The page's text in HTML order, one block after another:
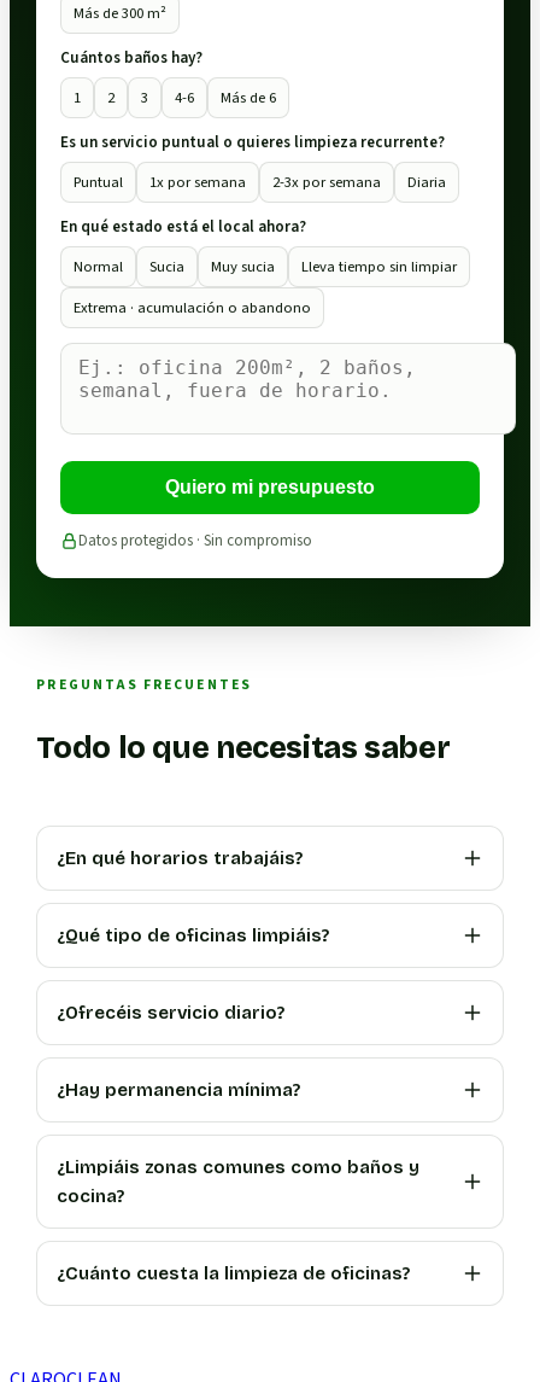
Más de 300 m²
Cuántos baños hay?
1
2 3 4-6 Más de 6
Es un servicio puntual o quieres limpieza recurrente?
Puntual
1x por semana 2-3x por semana Diaria
En qué estado está el local ahora?
Normal
Sucia Muy sucia
Lleva tiempo sin limpiar
Extrema · acumulación o abandono
Quiero mi presupuesto
Datos protegidos · Sin compromiso
PREGUNTAS FRECUENTES
Todo lo que necesitas saber
¿En qué horarios trabajáis?
¿Qué tipo de oficinas limpiáis?
¿Ofrecéis servicio diario?
¿Hay permanencia mínima?
¿Limpiáis zonas comunes como baños y
cocina?
¿Cuánto cuesta la limpieza de oficinas?